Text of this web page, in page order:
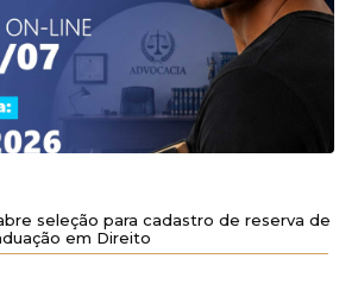
seleção para cadastro de reserva de
em Direito